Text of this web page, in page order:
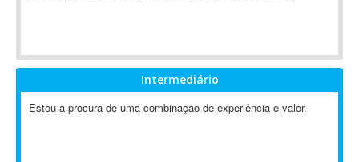
ABAP
Abaqus
ABBYY FineReader
Intermediário
Estou a procura de uma combinação de experiência e valor.